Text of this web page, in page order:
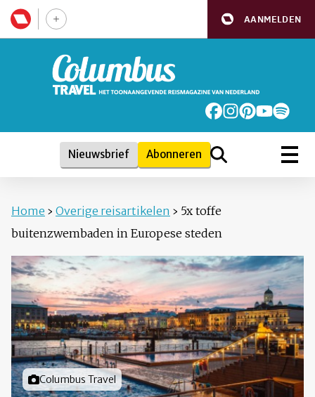
AANMELDEN
Nieuwsbrief Abonneren
Home › Overige reisartikelen › 5x toffe
buitenzwembaden in Europese steden
Foto door
Columbus Travel